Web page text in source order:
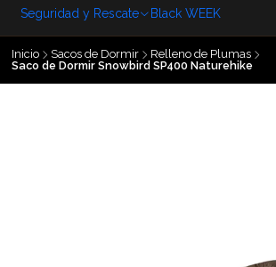
Seguridad y Rescate Black WEEK
Inicio Sacos de Dormir
Relleno de Plumas
Saco de Dormir Snowbird SP400 Naturehike